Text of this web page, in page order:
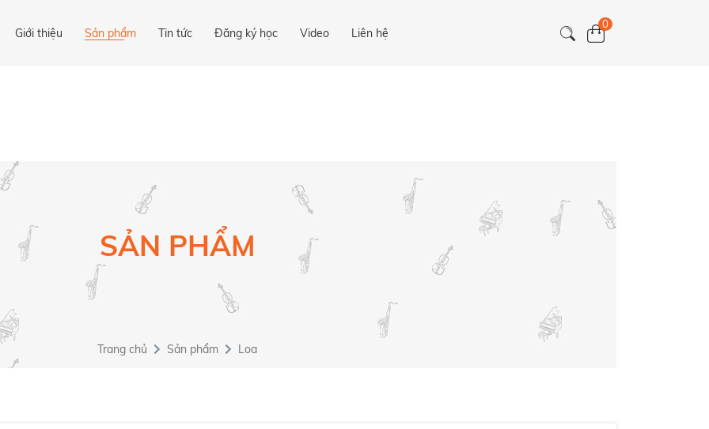
Giới thiệu Sản phẩm Tin tức Đăng ký học Video Liên hệ
0
SẢN PHẨM
Trang chủ Sản phẩm Loa